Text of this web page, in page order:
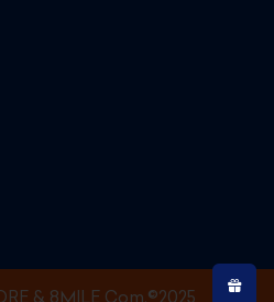
& 8MILE Com.©2025